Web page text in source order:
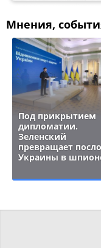
Мнения,
Под прикрытием
дипломатии.
Зеленский
превращает
Украины в